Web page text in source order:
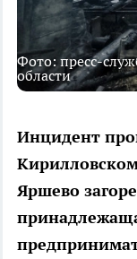
Фото: пресс-
области
Инцидент
Яршево